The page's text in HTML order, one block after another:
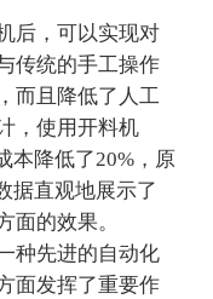
，可以实现对
传统的手工操作
而且降低了人工
，使用开料机
本降低了20%，原
据直观地展示了
面的效果。
种先进的自动化
面发挥了重要作